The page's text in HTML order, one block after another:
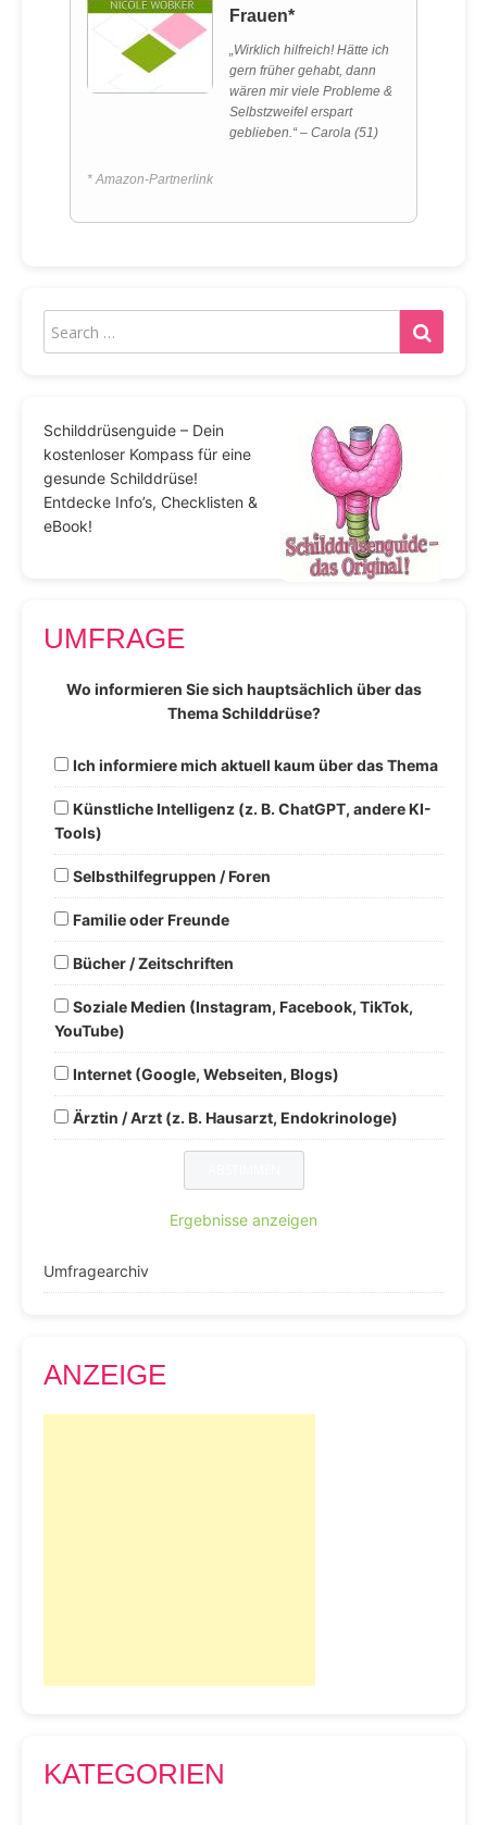
Frauen*
„Wirklich hilfreich! Hätte ich
gern früher gehabt, dann
wären mir viele Probleme &
Selbstzweifel erspart
geblieben.“ – Carola (51)
* Amazon-Partnerlink
Schilddrüsenguide – Dein
kostenloser Kompass für eine
gesunde Schilddrüse!
Entdecke Info’s, Checklisten &
eBook!
UMFRAGE
Wo informieren Sie sich hauptsächlich über das
Thema Schilddrüse?
Ich informiere mich aktuell kaum über das Thema
Künstliche Intelligenz (z. B. ChatGPT, andere KI-
Tools)
Selbsthilfegruppen / Foren
Familie oder Freunde
Bücher / Zeitschriften
Soziale Medien (Instagram, Facebook, TikTok,
YouTube)
Internet (Google, Webseiten, Blogs)
Ärztin / Arzt (z. B. Hausarzt, Endokrinologe)
Ergebnisse anzeigen
Umfragearchiv
ANZEIGE
KATEGORIEN